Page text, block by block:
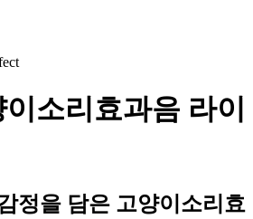
소리효과음 라이
정을 담은 고양이소리효